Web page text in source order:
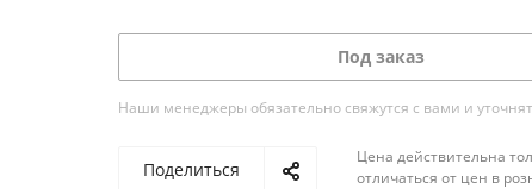
Под заказ
Наши менеджеры обязательно свяжутся с вами и уточнят
Поделиться
Цена действительна
отличаться от цен в